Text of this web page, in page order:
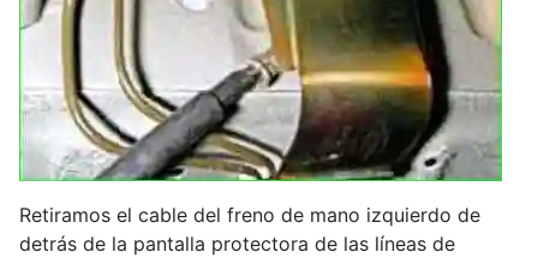
Retiramos el cable del freno de mano izquierdo de
detrás de la pantalla protectora de las líneas de